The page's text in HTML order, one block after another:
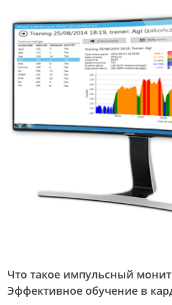
Что такое импульсный
Эффективное обучение в